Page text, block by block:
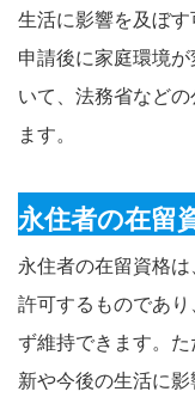
生活に影響を及ぼ
申請後に家庭環境
いて、法務省など
ます。
永住者の在留
永住者の在留資格
許可するものであ
ず維持できます。
新や今後の生活に影